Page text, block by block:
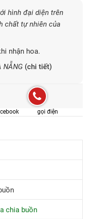
hình đại diện trên
chất tự nhiên của
nhận hoa.
NẴNG (chi tiết)
gọi điện
chia buồn